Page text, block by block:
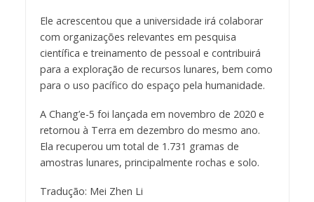
Ele acrescentou que a universidade irá colaborar
com organizações relevantes em pesquisa
científica e treinamento de pessoal e contribuirá
para a exploração de recursos lunares, bem como
para o uso pacífico do espaço pela humanidade.
A Chang’e-5 foi lançada em novembro de 2020 e
retornou à Terra em dezembro do mesmo ano.
Ela recuperou um total de 1.731 gramas de
amostras lunares, principalmente rochas e solo.
Tradução: Mei Zhen Li